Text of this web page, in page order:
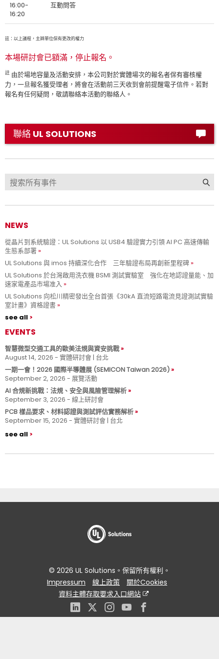
16:00-
16:20
互動問答
註：以上議程，主辧單位保有更改的權力
本場研討會已額滿，停止報名。
註 由於場地容量及活動安排，本公司對於實體場次的報名者保有審核權
力，一旦報名獲受理者，將會在活動前三天收到會前提醒電子信件。若對
報名有任何疑問，敬請聯絡本活動的聯絡人。
聯絡 UL SOLUTIONS
NEWS
從晶片到系統驗證：UL Solutions 以 USB4 驗證實力引領 AI PC 高速傳輸
生態系部署
UL Solutions 與 imos 持續深化合作 三年驗證布局再創新里程碑
UL Solutions 於台灣啟用洗衣機 BSMI 測試實驗室 強化在地認證量能、加
速家電產品市場准入
UL Solutions 向松川精密發出全台首張《30kA 直流短路電流見證測試實驗
室計畫》資格證書
see all
EVENTS
智慧微型交通工具的歐美法規與資安挑戰
August 14, 2026 - 實體研討會 | 台北
一期一會！2026 國際半導體展 (SEMICON Taiwan 2026)
September 2, 2026 - 展覽活動
AI 合規新挑戰：法規、安全與風險管理解析
September 3, 2026 - 線上研討會
PCB 樣品要求、材料認證與測試評估實務解析
September 15, 2026 - 實體研討會 | 台北
see all
© 2026 UL Solutions。保留所有權利。
Impressum
線上政策
關於Cookies
資料主體存取要求入口網站